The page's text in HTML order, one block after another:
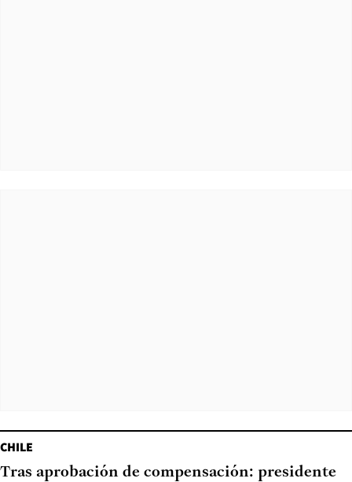
CHILE
Tras aprobación de compensación: presidente